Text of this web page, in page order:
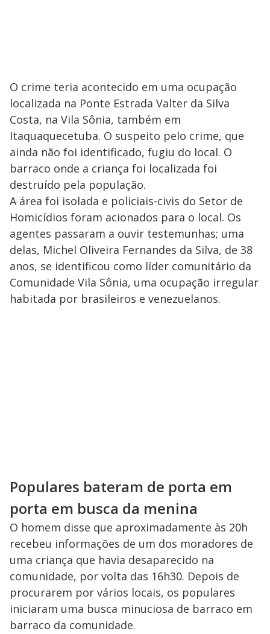
O crime teria acontecido em uma ocupação
localizada na Ponte Estrada Valter da Silva
Costa, na Vila Sônia, também em
Itaquaquecetuba. O suspeito pelo crime, que
ainda não foi identificado, fugiu do local. O
barraco onde a criança foi localizada foi
destruído pela população.
A área foi isolada e policiais-civis do Setor de
Homicídios foram acionados para o local. Os
agentes passaram a ouvir testemunhas; uma
delas, Michel Oliveira Fernandes da Silva, de 38
anos, se identificou como líder comunitário da
Comunidade Vila Sônia, uma ocupação irregular
habitada por brasileiros e venezuelanos.
Populares bateram de porta em
porta em busca da menina
O homem disse que aproximadamente às 20h
recebeu informações de um dos moradores de
uma criança que havia desaparecido na
comunidade, por volta das 16h30. Depois de
procurarem por vários locais, os populares
iniciaram uma busca minuciosa de barraco em
barraco da comunidade.